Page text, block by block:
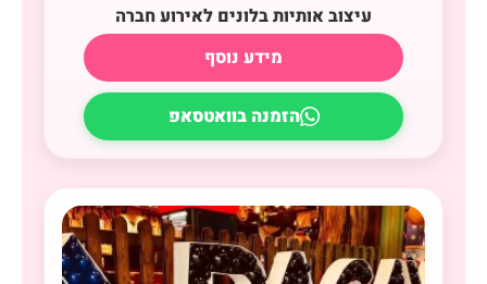
עיצוב אותיות בלונים לאירוע חברה
מידע נוסף
הזמנה בוואטסאפ